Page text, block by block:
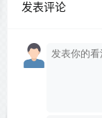
发表评论